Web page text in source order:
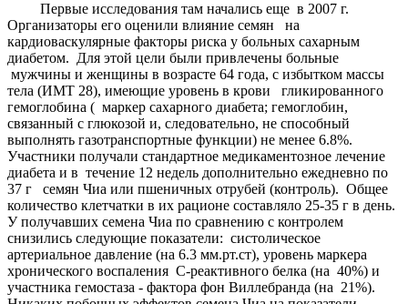
Первые исследования там начались еще в 2007 г.
Организаторы его оценили влияние семян на
кардиоваскулярные факторы риска у больных сахарным
диабетом. Для этой цели были привлечены больные
мужчины и женщины в возрасте 64 года, с избытком массы
тела (ИМТ 28), имеющие уровень в крови гликированного
гемоглобина ( маркер сахарного диабета; гемоглобин,
связанный с глюкозой и, следовательно, не способный
выполнять газотранспортные функции) не менее 6.8%.
Участники получали стандартное медикаментозное лечение
диабета и в течение 12 недель дополнительно ежедневно по
37 г семян Чиа или пшеничных отрубей (контроль). Общее
количество клетчатки в их рационе составляло 25-35 г в день.
У получавших семена Чиа по сравнению с контролем
снизились следующие показатели: систолическое
артериальное давление (на 6.3 мм.рт.ст), уровень маркера
хронического воспаления С-реактивного белка (на 40%) и
участника гемостаза - фактора фон Виллебранда (на 21%).